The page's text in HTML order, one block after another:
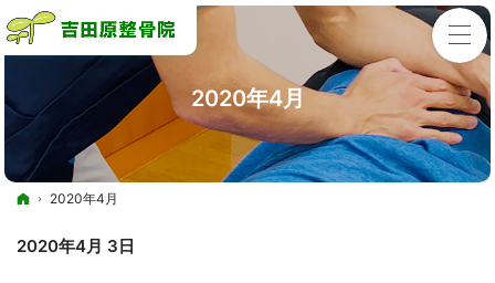
2020年4月
ホーム
2020年4月
2020年4月 3日